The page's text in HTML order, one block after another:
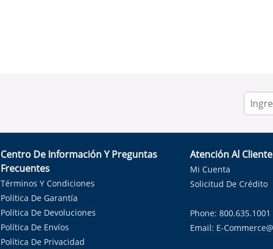
Centro De Información Y Preguntas
Frecuentes
Términos Y Condiciones
Política De Garantía
Política De Devoluciones
Política De Envíos
Política De Privacidad
Atención Al Cliente
Mi Cuenta
Solicitud De Crédito
Phone: 800.635.1001
Email: E-